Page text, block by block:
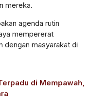
mereka.
agenda rutin
mempererat
dengan masyarakat di
di Mempawah,